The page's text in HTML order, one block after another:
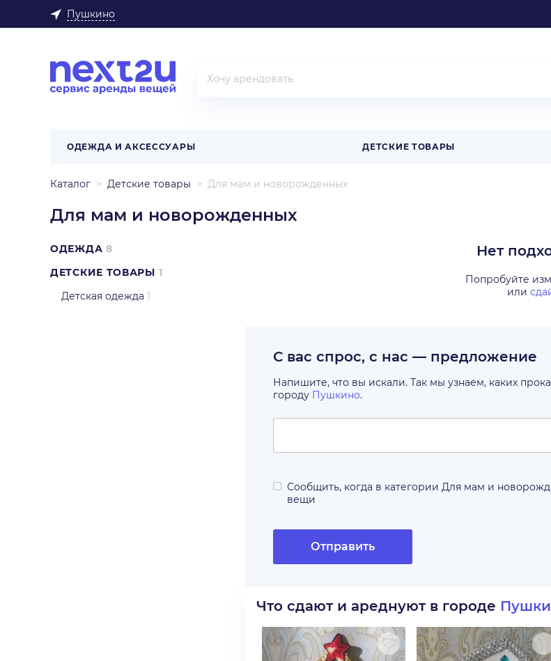
Пушкино
ОДЕЖДА И АКСЕССУАРЫ ДЕТСКИЕ ТОВАРЫ
Каталог Детские товары Для мам и новорожденных
Для мам и новорожденных
ОДЕЖДА 8
ДЕТСКИЕ ТОВАРЫ 1
Детская одежда 1
Нет
Попробуйте
или
С вас спрос, с нас — предложение
Напишите, что вы искали. Так мы узнаем, каких
городу Пушкино.
Сообщить, когда в категории Для мам и
вещи
Отправить
Что сдают и ареднуют в городе